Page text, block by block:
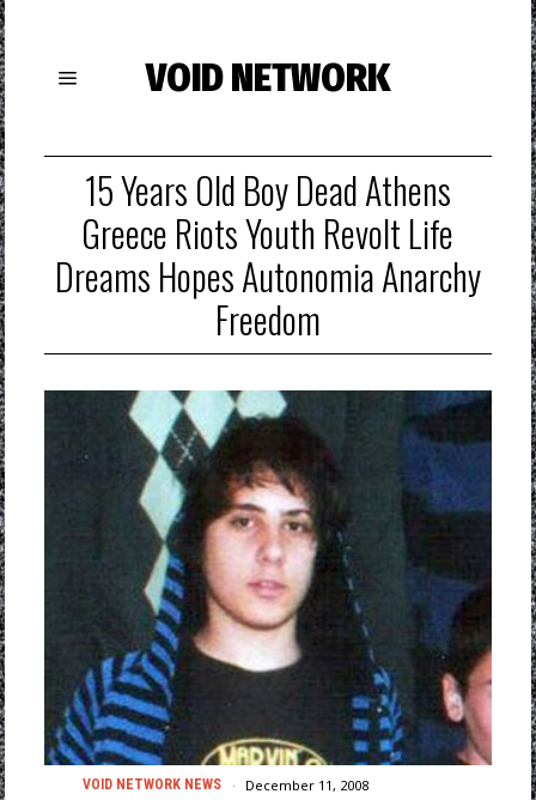
VOID NETWORK
15 Years Old Boy Dead Athens
Greece Riots Youth Revolt Life
Dreams Hopes Autonomia Anarchy
Freedom
VOID NETWORK NEWS December 11, 2008